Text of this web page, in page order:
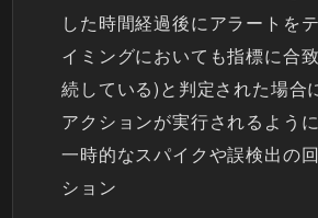
した時間経過後にアラートを
イミングにおいても指標に合
続している)と判定された場合
アクションが実行されるよう
一時的なスパイクや誤検出の
ション